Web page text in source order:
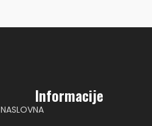
NASLOVNA
Informacije